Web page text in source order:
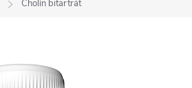
Cholín bitartrát